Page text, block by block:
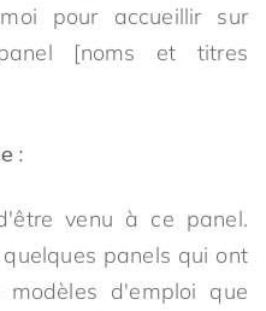
moi pour accueillir sur
[noms et titres
:
venu à ce panel.
panels qui ont
d'emploi que